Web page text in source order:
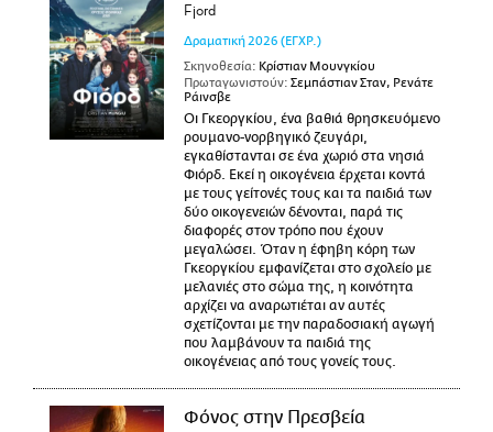
Fjord
Δραματική 2026 (ΕΓΧΡ.)
Σκηνοθεσία: Κρίστιαν Μουνγκίου
Πρωταγωνιστούν: Σεμπάστιαν Σταν, Ρενάτε
Ράινσβε
Οι Γκεοργκίου, ένα βαθιά θρησκευόμενο
ρουμανο-νορβηγικό ζευγάρι,
εγκαθίστανται σε ένα χωριό στα νησιά
Φιόρδ. Εκεί η οικογένεια έρχεται κοντά
με τους γείτονές τους και τα παιδιά των
δύο οικογενειών δένονται, παρά τις
διαφορές στον τρόπο που έχουν
μεγαλώσει. Όταν η έφηβη κόρη των
Γκεοργκίου εμφανίζεται στο σχολείο με
μελανιές στο σώμα της, η κοινότητα
αρχίζει να αναρωτιέται αν αυτές
σχετίζονται με την παραδοσιακή αγωγή
που λαμβάνουν τα παιδιά της
οικογένειας από τους γονείς τους.
Φόνος στην Πρεσβεία